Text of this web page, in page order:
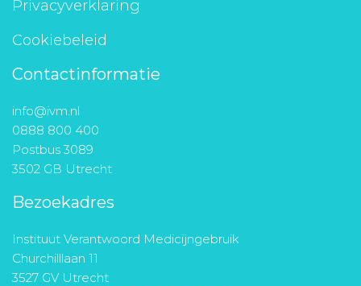
Privacyverklaring
Cookiebeleid
Contactinformatie
info@ivm.nl
0888 800 400
Postbus 3089
3502 GB Utrecht
Bezoekadres
Instituut Verantwoord Medicijngebruik
Churchilllaan 11
3527 GV Utrecht